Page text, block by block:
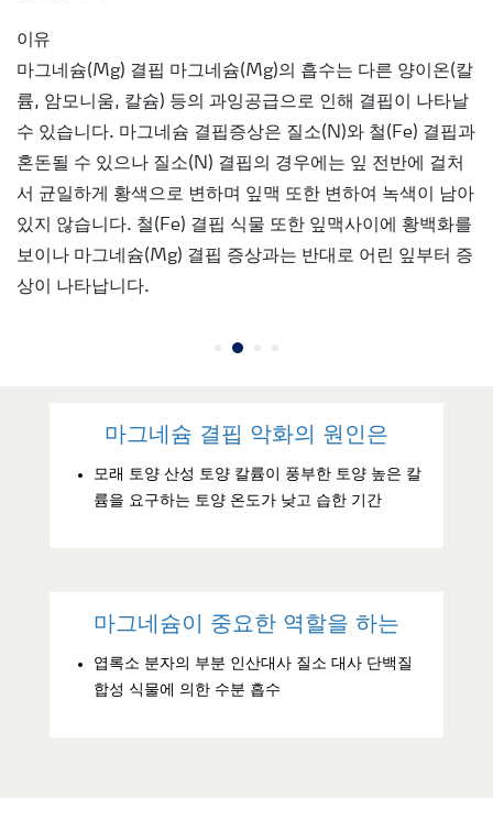
이유
마그네슘(Mg) 결핍 마그네슘(Mg)의 흡수는 다른 양이온(칼
륨, 암모니움, 칼슘) 등의 과잉공급으로 인해 결핍이 나타날
수 있습니다. 마그네슘 결핍증상은 질소(N)와 철(Fe) 결핍과
혼돈될 수 있으나 질소(N) 결핍의 경우에는 잎 전반에 걸처
서 균일하게 황색으로 변하며 잎맥 또한 변하여 녹색이 남아
있지 않습니다. 철(Fe) 결핍 식물 또한 잎맥사이에 황백화를
보이나 마그네슘(Mg) 결핍 증상과는 반대로 어린 잎부터 증
상이 나타납니다.
마그네슘 결핍 악화의 원인은
모래 토양 산성 토양 칼륨이 풍부한 토양 높은 칼
륨을 요구하는 토양 온도가 낮고 습한 기간
마그네슘이 중요한 역할을 하는
엽록소 분자의 부분 인산대사 질소 대사 단백질
합성 식물에 의한 수분 흡수